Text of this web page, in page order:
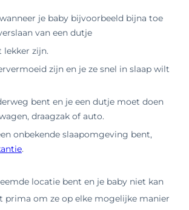
je baby bijvoorbeeld bijna toe
van een dutje
lekker zijn.
zijn en je ze snel in slaap wilt
bent en je een dutje moet doen
draagzak of auto.
onbekende slaapomgeving bent,
.
locatie bent en je baby niet kan
prima om ze op elke mogelijke manier